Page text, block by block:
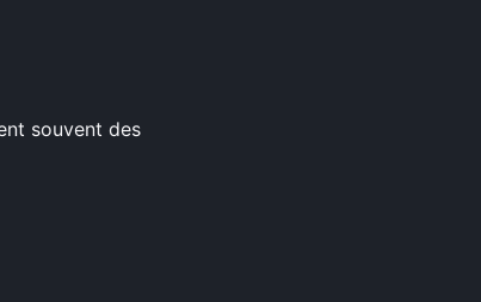
souvent des